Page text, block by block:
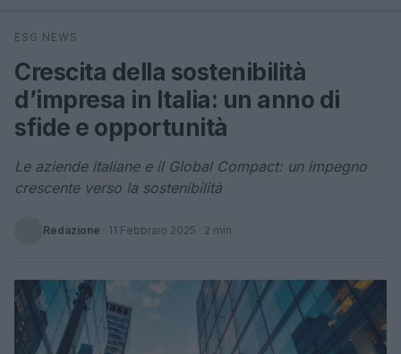
Cerca
ESG NEWS
Crescita della sostenibilità
d’impresa in Italia: un anno di
sfide e opportunità
Le aziende italiane e il Global Compact: un impegno
crescente verso la sostenibilità
Redazione · 11 Febbraio 2025 · 2 min